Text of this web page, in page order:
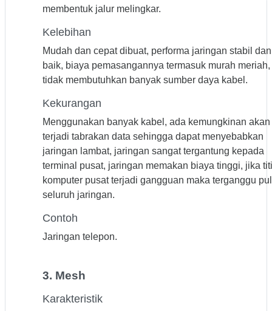
membentuk jalur melingkar.
Kelebihan
Mudah dan cepat dibuat, performa jaringan stabil dan
baik, biaya pemasangannya termasuk murah meriah,
tidak membutuhkan banyak sumber daya kabel.
Kekurangan
Menggunakan banyak kabel, ada kemungkinan akan
terjadi tabrakan data sehingga dapat menyebabkan
jaringan lambat, jaringan sangat tergantung kepada
terminal pusat, jaringan memakan biaya tinggi, jika
komputer pusat terjadi gangguan maka terganggu
seluruh jaringan.
Contoh
Jaringan telepon.
3. Mesh
Karakteristik